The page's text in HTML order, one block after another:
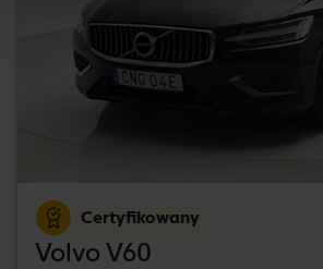
Certyfikowany
Volvo V60